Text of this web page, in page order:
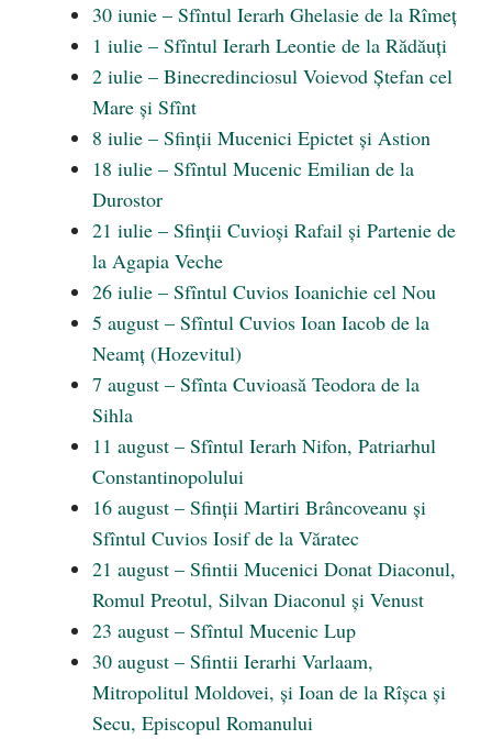
30 iunie – Sfîntul Ierarh Ghelasie de la Rîmeț
1 iulie – Sfîntul Ierarh Leontie de la Rădăuți
2 iulie – Binecredinciosul Voievod Ștefan cel
Mare și Sfînt
8 iulie – Sfinții Mucenici Epictet și Astion
18 iulie – Sfîntul Mucenic Emilian de la
Durostor
21 iulie – Sfinții Cuvioși Rafail și Partenie de
la Agapia Veche
26 iulie – Sfîntul Cuvios Ioanichie cel Nou
5 august – Sfîntul Cuvios Ioan Iacob de la
Neamţ (Hozevitul)
7 august – Sfînta Cuvioasă Teodora de la
Sihla
11 august – Sfîntul Ierarh Nifon, Patriarhul
Constantinopolului
16 august – Sfinții Martiri Brâncoveanu și
Sfîntul Cuvios Iosif de la Văratec
21 august – Sfintii Mucenici Donat Diaconul,
Romul Preotul, Silvan Diaconul și Venust
23 august – Sfîntul Mucenic Lup
30 august – Sfintii Ierarhi Varlaam,
Mitropolitul Moldovei, și Ioan de la Rîșca și
Secu, Episcopul Romanului